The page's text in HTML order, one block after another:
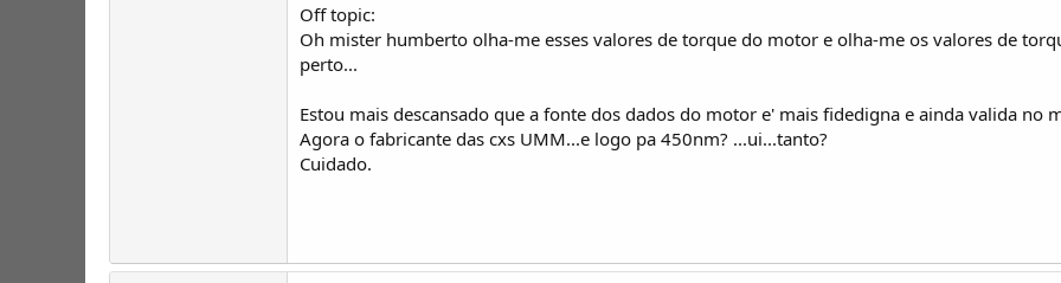
Off topic:
Oh mister humberto olha-me esses valores de torque do motor e olha-me os valores de
perto...
Estou mais descansado que a fonte dos dados do motor e' mais fidedigna e ainda valida no
Agora o fabricante das cxs UMM...e logo pa 450nm? ...ui...tanto?
Cuidado.